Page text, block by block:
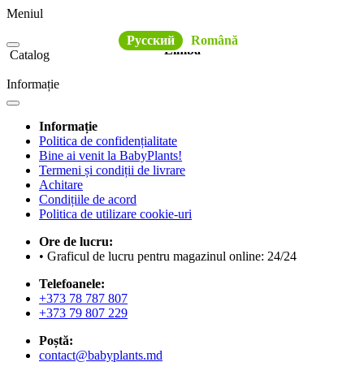
Meniul
Limba
Русский
Română
Catalog
Informație
Informație
Politica de confidențialitate
Bine ai venit la BabyPlants!
Termeni și condiții de livrare
Achitare
Condițiile de acord
Politica de utilizare cookie-uri
Ore de lucru:
• Graficul de lucru pentru magazinul online: 24/24
Telefoanele:
+373 78 787 807
+373 79 807 229
Poștă:
contact@babyplants.md